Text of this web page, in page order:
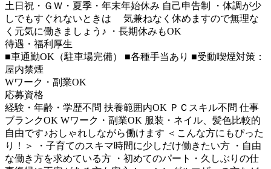
土日祝・ＧＷ・夏季・年末年始休み 自己申告制 ・体調が少
しでもすぐれないときは 気兼ねなく休めますので無理な
く元気に働きましょう♪ ・長期休みもOK
待遇・福利厚生
■車通勤OK（駐車場完備） ■各種手当あり ■受動喫煙対策：
屋内禁煙
Wワーク・副業OK
応募資格
経験・年齢・学歴不問 扶養範囲内OK ＰＣスキル不問 仕事
ブランクOK Wワーク・副業OK 服装・ネイル、髪色比較的
自由です♪おしゃれしながら働けます ＜こんな方にもぴった
り！＞ ・子育てのスキマ時間に少しだけ働きたい方 ・自由
な働き方を求めている方 ・初めてのパート・久しぶりの仕